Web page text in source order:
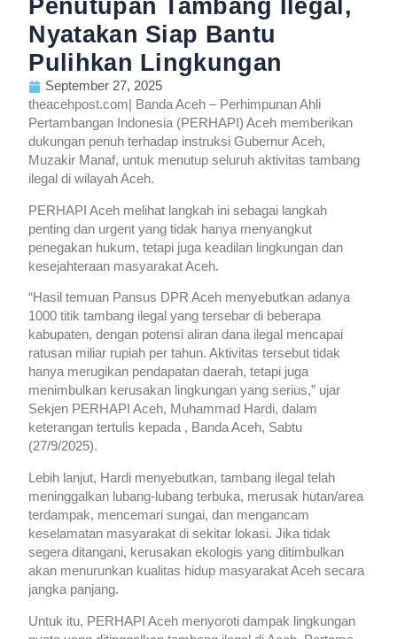
Penutupan Tambang Ilegal,
Nyatakan Siap Bantu
Pulihkan Lingkungan
September 27, 2025
theacehpost.com| Banda Aceh – Perhimpunan Ahli
Pertambangan Indonesia (PERHAPI) Aceh memberikan
dukungan penuh terhadap instruksi Gubernur Aceh,
Muzakir Manaf, untuk menutup seluruh aktivitas tambang
ilegal di wilayah Aceh.
PERHAPI Aceh melihat langkah ini sebagai langkah
penting dan urgent yang tidak hanya menyangkut
penegakan hukum, tetapi juga keadilan lingkungan dan
kesejahteraan masyarakat Aceh.
“Hasil temuan Pansus DPR Aceh menyebutkan adanya
1000 titik tambang ilegal yang tersebar di beberapa
kabupaten, dengan potensi aliran dana ilegal mencapai
ratusan miliar rupiah per tahun. Aktivitas tersebut tidak
hanya merugikan pendapatan daerah, tetapi juga
menimbulkan kerusakan lingkungan yang serius,” ujar
Sekjen PERHAPI Aceh, Muhammad Hardi, dalam
keterangan tertulis kepada , Banda Aceh, Sabtu
(27/9/2025).
Lebih lanjut, Hardi menyebutkan, tambang ilegal telah
meninggalkan lubang-lubang terbuka, merusak hutan/area
terdampak, mencemari sungai, dan mengancam
keselamatan masyarakat di sekitar lokasi. Jika tidak
segera ditangani, kerusakan ekologis yang ditimbulkan
akan menurunkan kualitas hidup masyarakat Aceh secara
jangka panjang.
Untuk itu, PERHAPI Aceh menyoroti dampak lingkungan